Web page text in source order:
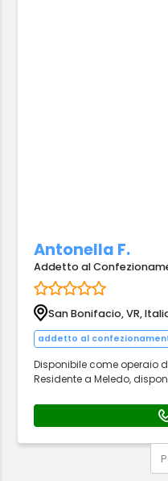
Antonella F.
Addetto al
San Bonifacio, VR,
addetto al
Disponibile come operaio
Residente a Meledo,